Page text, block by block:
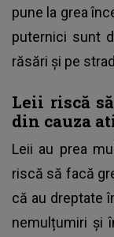
pune la grea
puternici sunt
răsări și pe
Leii riscă
din cauza
Leii au prea
riscă să facă
că au dreptate
nemulțumiri și